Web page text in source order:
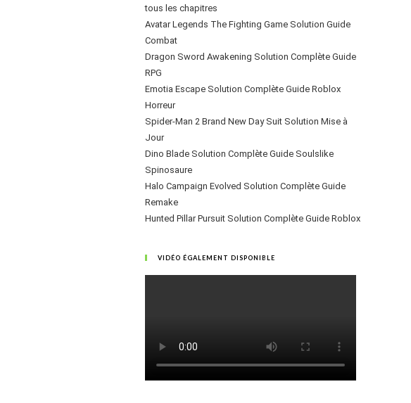
tous les chapitres
Avatar Legends The Fighting Game Solution Guide
Combat
Dragon Sword Awakening Solution Complète Guide
RPG
Emotia Escape Solution Complète Guide Roblox
Horreur
Spider-Man 2 Brand New Day Suit Solution Mise à
Jour
Dino Blade Solution Complète Guide Soulslike
Spinosaure
Halo Campaign Evolved Solution Complète Guide
Remake
Hunted Pillar Pursuit Solution Complète Guide Roblox
VIDÉO ÉGALEMENT DISPONIBLE